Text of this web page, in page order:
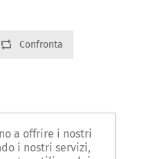
Confronta
a offrire i nostri
i nostri servizi,